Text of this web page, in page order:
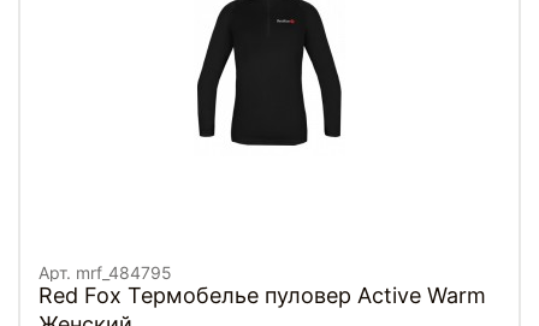
Арт. mrf_484795
Red Fox Термобелье пуловер Active Warm